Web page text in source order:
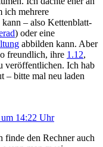
ich mehrere
– also Kettenblatt-
) oder eine
abbilden kann. Aber
freundlich, ihre 1.12,
veröffentlichen. Ich hab
– bitte mal neu laden
14:22 Uhr
finde den Rechner auch